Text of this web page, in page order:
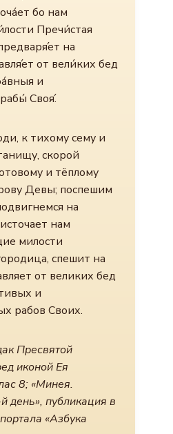
бо нам
Пречи́стая
на
от вели́ких бед
и
Своя́.
к тихому сему и
скорой
и тёплому
Девы; поспешим
на
нам
милости
спешит на
от великих бед
и
рабов Своих.
Пресвятой
иконой Ея
8; «Минея.
день», публикация в
«Азбука